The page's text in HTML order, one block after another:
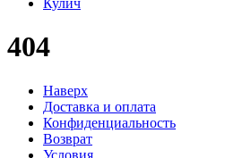
Кулич
404
Наверх
Доставка и оплата
Конфиденциальность
Возврат
Условия